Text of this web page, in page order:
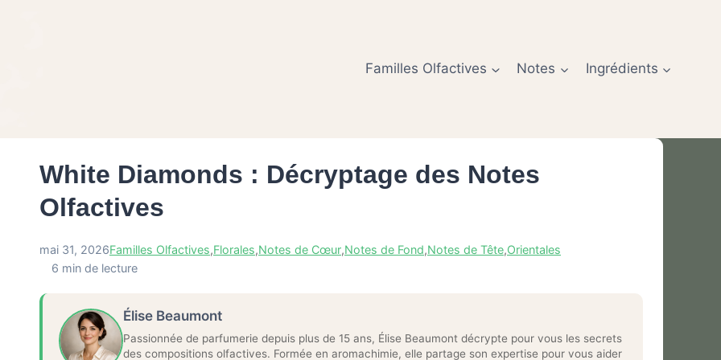
Familles Olfactives
Notes Ingrédients
White Diamonds : Décryptage des Notes
Olfactives
mai 31, 2026Familles Olfactives,Florales,Notes de Cœur,Notes de Fond,Notes de Tête,Orientales
6 min de lecture
Élise Beaumont
Passionnée de parfumerie depuis plus de 15 ans, Élise Beaumont décrypte pour vous les secrets
des compositions olfactives. Formée en aromachimie, elle partage son expertise pour vous aider